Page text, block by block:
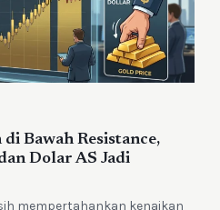
Bawah Resistance,
Dolar AS Jadi
mempertahankan kenaikan